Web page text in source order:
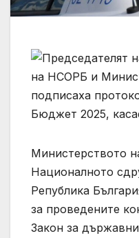
Министерството
Националното
Република
за проведените
Закон за